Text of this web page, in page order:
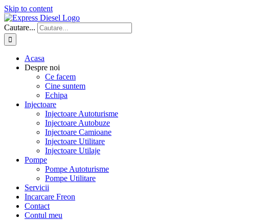
Skip to content
Cautare...
Acasa
Despre noi
Ce facem
Cine suntem
Echipa
Injectoare
Injectoare Autoturisme
Injectoare Autobuze
Injectoare Camioane
Injectoare Utilitare
Injectoare Utilaje
Pompe
Pompe Autoturisme
Pompe Utilitare
Servicii
Incarcare Freon
Contact
Contul meu